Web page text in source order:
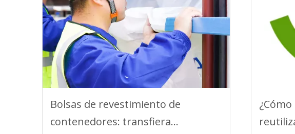
Bolsas de revestimiento de
contenedores: transfiera